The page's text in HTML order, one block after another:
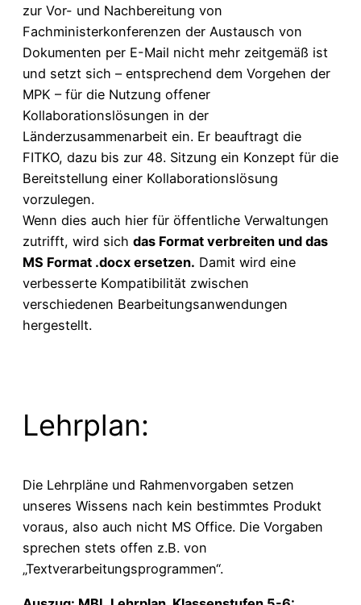
zur Vor- und Nachbereitung von
Fachministerkonferenzen der Austausch von
Dokumenten per E-Mail nicht mehr zeitgemäß ist
und setzt sich – entsprechend dem Vorgehen der
MPK – für die Nutzung offener
Kollaborationslösungen in der
Länderzusammenarbeit ein. Er beauftragt die
FITKO, dazu bis zur 48. Sitzung ein Konzept für die
Bereitstellung einer Kollaborationslösung
vorzulegen.
Wenn dies auch hier für öffentliche Verwaltungen
zutrifft, wird sich das Format verbreiten und das
MS Format .docx ersetzen. Damit wird eine
verbesserte Kompatibilität zwischen
verschiedenen Bearbeitungsanwendungen
hergestellt.
Lehrplan:
Die Lehrpläne und Rahmenvorgaben setzen
unseres Wissens nach kein bestimmtes Produkt
voraus, also auch nicht MS Office. Die Vorgaben
sprechen stets offen z.B. von
„Textverarbeitungsprogrammen“.